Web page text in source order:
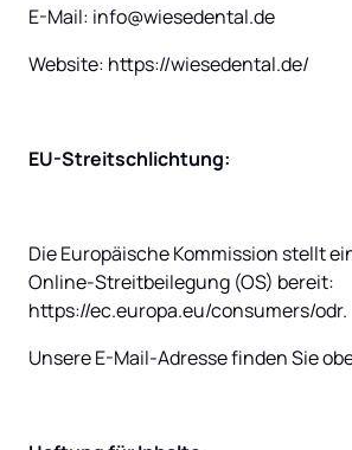
E-Mail: info@wiesedental.de
Website: https://wiesedental.de/
EU-Streitschlichtung:
Die Europäische Kommission stellt
Online-Streitbeilegung (OS) bereit:
https://ec.europa.eu/consumers/odr.
Unsere E-Mail-Adresse finden Sie